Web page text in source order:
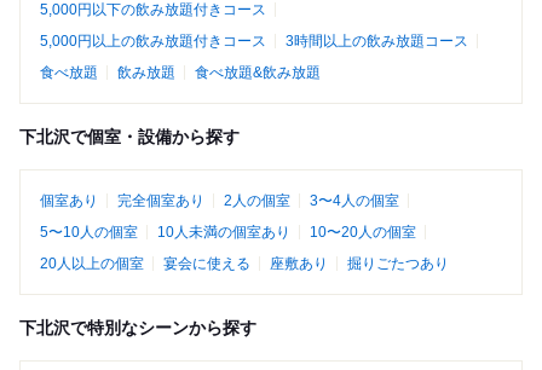
5,000円以下の飲み放題付きコース
5,000円以上の飲み放題付きコース
3時間以上の飲み放題コース
食べ放題
飲み放題 食べ放題&飲み放題
下北沢で個室・設備から探す
個室あり 完全個室あり 2人の個室
3〜4人の個室
5〜10人の個室
10人未満の個室あり
10〜20人の個室
20人以上の個室
宴会に使える 座敷あり 掘りごたつあり
下北沢で特別なシーンから探す